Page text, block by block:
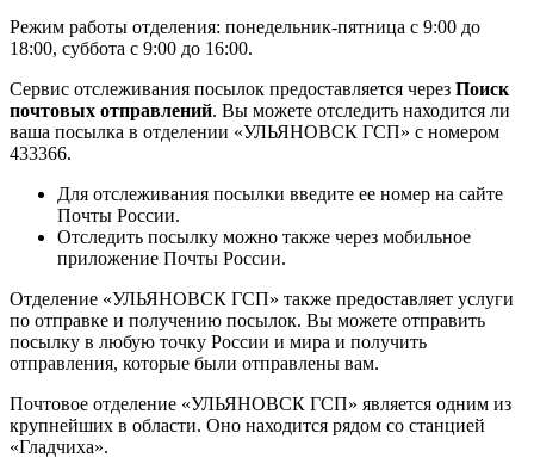
Режим работы отделения: понедельник-пятница с 9:00 до
18:00, суббота с 9:00 до 16:00.
Сервис отслеживания посылок предоставляется через Поиск
почтовых отправлений. Вы можете отследить находится ли
ваша посылка в отделении «УЛЬЯНОВСК ГСП» с номером
433366.
Для отслеживания посылки введите ее номер на сайте
Почты России.
Отследить посылку можно также через мобильное
приложение Почты России.
Отделение «УЛЬЯНОВСК ГСП» также предоставляет услуги
по отправке и получению посылок. Вы можете отправить
посылку в любую точку России и мира и получить
отправления, которые были отправлены вам.
Почтовое отделение «УЛЬЯНОВСК ГСП» является одним из
крупнейших в области. Оно находится рядом со станцией
«Гладчиха».